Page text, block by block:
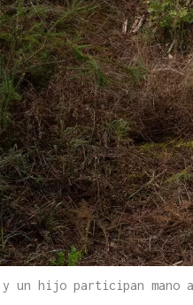
un hijo participan mano a